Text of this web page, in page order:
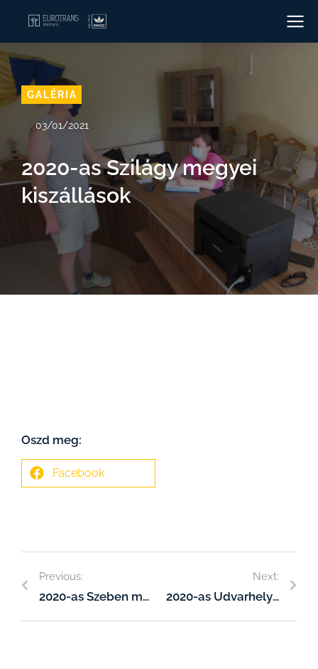
GALÉRIA
03/01/2021
2020-as Szilágy megyei
kiszállások
Oszd meg:
Facebook
Previous:
2020-as Szeben megyei kiszállások
Next:
2020-as Udvarhelyszék területi kiszállások